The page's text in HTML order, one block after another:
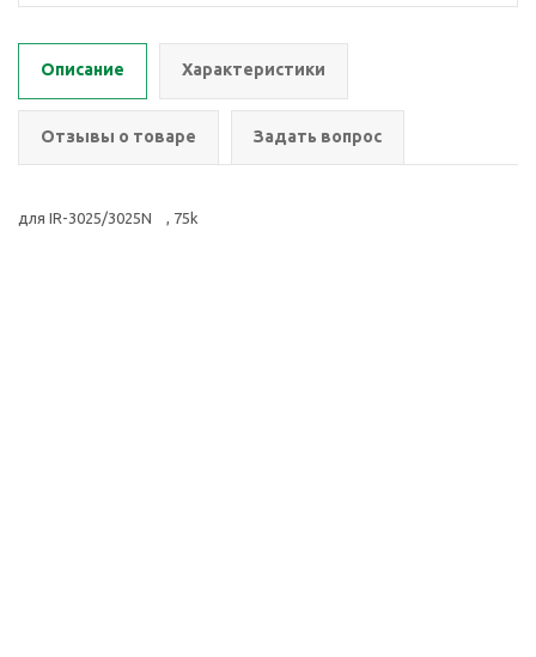
Описание Характеристики
Отзывы о товаре Задать вопрос
для IR-3025/3025N , 75k